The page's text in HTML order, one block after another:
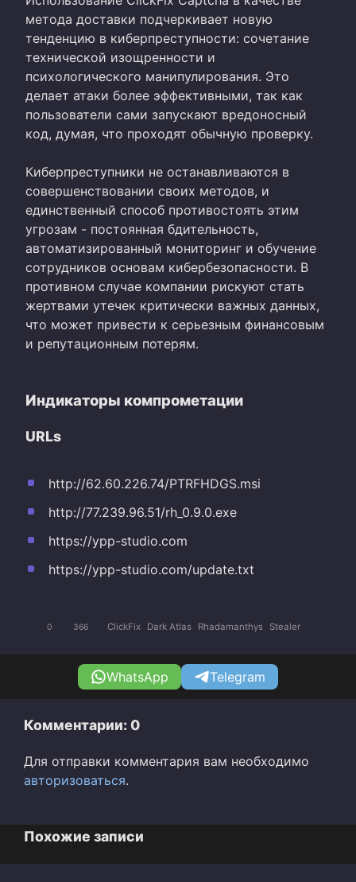
метода доставки подчеркивает новую
тенденцию в киберпреступности: сочетание
технической изощренности и
психологического манипулирования. Это
делает атаки более эффективными, так как
пользователи сами запускают вредоносный
код, думая, что проходят обычную проверку.
Киберпреступники не останавливаются в
совершенствовании своих методов, и
единственный способ противостоять этим
угрозам - постоянная бдительность,
автоматизированный мониторинг и обучение
сотрудников основам кибербезопасности. В
противном случае компании рискуют стать
жертвами утечек критически важных данных,
что может привести к серьезным финансовым
и репутационным потерям.
Индикаторы компрометации
URLs
http://62.60.226.74/PTRFHDGS.msi
http://77.239.96.51/rh_0.9.0.exe
https://ypp-studio.com
https://ypp-studio.com/update.txt
0 366 ClickFix Dark Atlas Rhadamanthys Stealer
WhatsApp Telegram
Комментарии: 0
Для отправки комментария вам необходимо
авторизоваться.
Похожие записи